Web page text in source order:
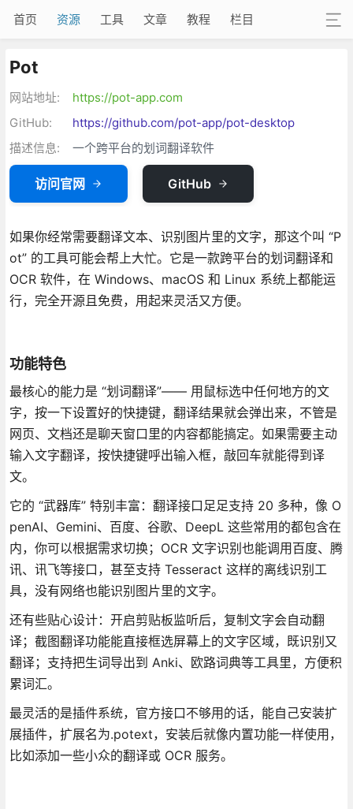
首页 资源 工具 文章 教程 栏目
Pot
网站地址:
https://pot-app.com
GitHub:
https://github.com/pot-app/pot-desktop
描述信息:
一个跨平台的划词翻译软件
访问官网 GitHub
如果你经常需要翻译文本、识别图片里的文字，那这个叫 “P
ot” 的工具可能会帮上大忙。它是一款跨平台的划词翻译和
OCR 软件，在 Windows、macOS 和 Linux 系统上都能运
行，完全开源且免费，用起来灵活又方便。
功能特色
最核心的能力是 “划词翻译”—— 用鼠标选中任何地方的文
字，按一下设置好的快捷键，翻译结果就会弹出来，不管是
网页、文档还是聊天窗口里的内容都能搞定。如果需要主动
输入文字翻译，按快捷键呼出输入框，敲回车就能得到译
文。
它的 “武器库” 特别丰富：翻译接口足足支持 20 多种，像 O
penAI、Gemini、百度、谷歌、DeepL 这些常用的都包含在
内，你可以根据需求切换；OCR 文字识别也能调用百度、腾
讯、讯飞等接口，甚至支持 Tesseract 这样的离线识别工
具，没有网络也能识别图片里的文字。
还有些贴心设计：开启剪贴板监听后，复制文字会自动翻
译；截图翻译功能能直接框选屏幕上的文字区域，既识别又
翻译；支持把生词导出到 Anki、欧路词典等工具里，方便积
累词汇。
最灵活的是插件系统，官方接口不够用的话，能自己安装扩
展插件，扩展名为.potext，安装后就像内置功能一样使用，
比如添加一些小众的翻译或 OCR 服务。